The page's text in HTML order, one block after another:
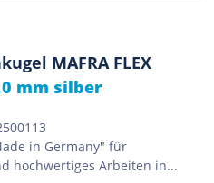
MAFRA FLEX
mm silber
in Germany" für
hochwertiges Arbeiten in...